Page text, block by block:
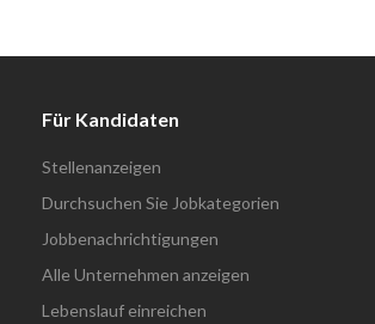
Für Kandidaten
Stellenanzeigen
Durchsuchen Sie Jobkategorien
Jobbenachrichtigungen
Alle Unternehmen anzeigen
Lebenslauf einreichen